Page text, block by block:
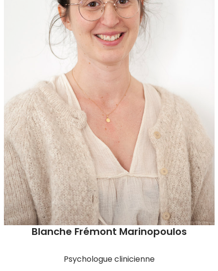
Blanche Frémont Marinopoulos
Psychologue clinicienne